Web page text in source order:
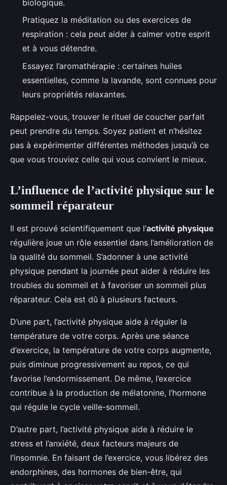
biologique.
Pratiquez la méditation ou des exercices de
respiration : cela peut aider à calmer votre esprit
et à vous détendre.
Essayez l’aromathérapie : certaines huiles
essentielles, comme la lavande, sont connues pour
leurs propriétés relaxantes.
Rappelez-vous, trouver le rituel de coucher parfait
peut prendre du temps. Soyez patient et n’hésitez
pas à expérimenter différentes méthodes jusqu’à ce
que vous trouviez celle qui vous convient le mieux.
L’influence de l’activité physique sur le
sommeil réparateur
Il est prouvé scientifiquement que l’activité physique
régulière joue un rôle essentiel dans l’amélioration de
la qualité du sommeil. S’adonner à une activité
physique pendant la journée peut aider à réduire les
troubles du sommeil et à favoriser un sommeil plus
réparateur. Cela est dû à plusieurs facteurs.
D’une part, l’activité physique aide à réguler la
température de votre corps. Après une séance
d’exercice, la température de votre corps augmente,
puis diminue progressivement au repos, ce qui
favorise l’endormissement. De même, l’exercice
contribue à la production de mélatonine, l’hormone
qui régule le cycle veille-sommeil.
D’autre part, l’activité physique aide à réduire le
stress et l’anxiété, deux facteurs majeurs de
l’insomnie. En faisant de l’exercice, vous libérez des
endorphines, des hormones de bien-être, qui